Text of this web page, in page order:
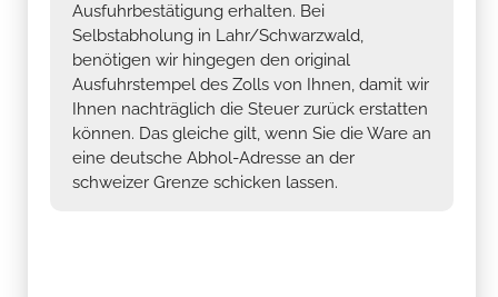
Ausfuhrbestätigung erhalten. Bei
Selbstabholung in Lahr/Schwarzwald,
benötigen wir hingegen den original
Ausfuhrstempel des Zolls von Ihnen, damit wir
Ihnen nachträglich die Steuer zurück erstatten
können. Das gleiche gilt, wenn Sie die Ware an
eine deutsche Abhol-Adresse an der
schweizer Grenze schicken lassen.